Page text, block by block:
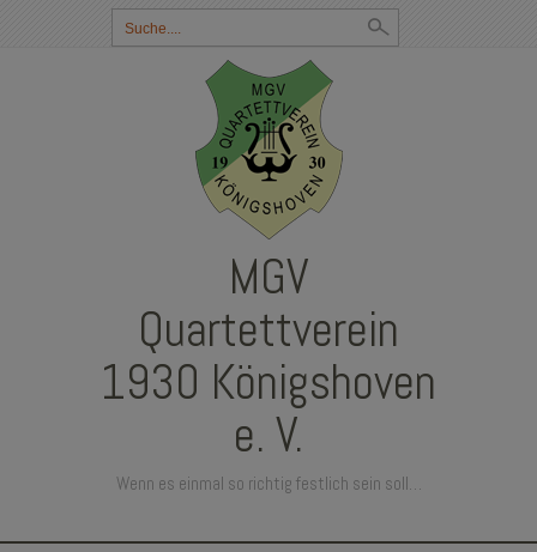
Suchbegriff
eingeben:
MGV
Quartettverein
1930 Königshoven
e. V.
Wenn es einmal so richtig festlich sein soll…